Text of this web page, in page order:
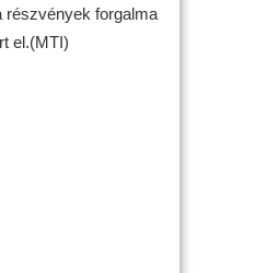
részvények forgalma
el.(MTI)